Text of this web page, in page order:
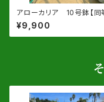
アローカリア 10号鉢【同
¥9,900